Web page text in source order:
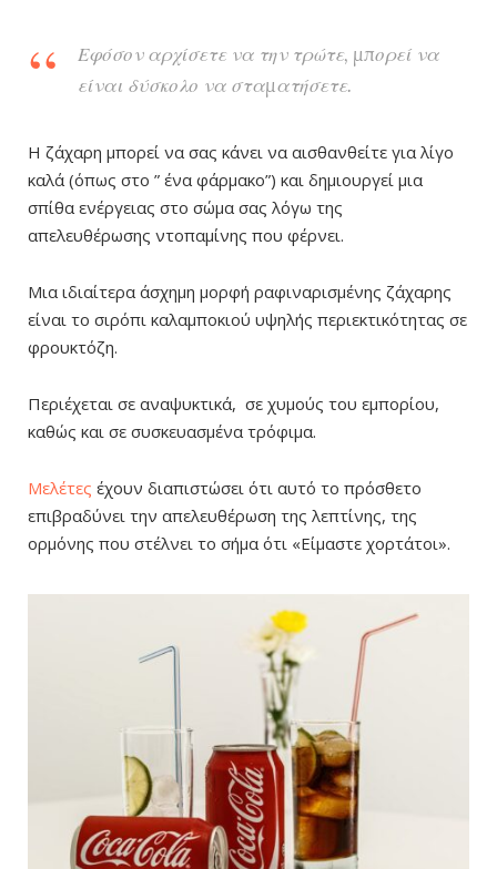
Εφόσον αρχίσετε να την τρώτε, μπορεί να
είναι δύσκολο να σταματήσετε.
Η ζάχαρη μπορεί να σας κάνει να αισθανθείτε για λίγο
καλά (όπως στο ” ένα φάρμακο”) και δημιουργεί μια
σπίθα ενέργειας στο σώμα σας λόγω της
απελευθέρωσης ντοπαμίνης που φέρνει.
Μια ιδιαίτερα άσχημη μορφή ραφιναρισμένης ζάχαρης
είναι το σιρόπι καλαμποκιού υψηλής περιεκτικότητας σε
φρουκτόζη.
Περιέχεται σε αναψυκτικά, σε χυμούς του εμπορίου,
καθώς και σε συσκευασμένα τρόφιμα.
Μελέτες έχουν διαπιστώσει ότι αυτό το πρόσθετο
επιβραδύνει την απελευθέρωση της λεπτίνης, της
ορμόνης που στέλνει το σήμα ότι «Είμαστε χορτάτοι».